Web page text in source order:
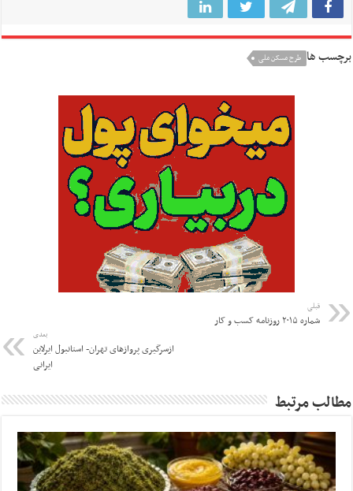
برچسب ها طرح مسکن ملی
قبلی
شماره ۲۰۱۵ روزنامه کسب و کار
بعدی
ازسرگیری پروازهای تهران- استانبول ایرلاین
ایرانی
مطالب مرتبط